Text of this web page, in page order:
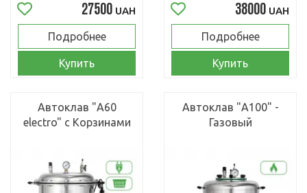
27500 UAH
Подробнее
Купить
38000 UAH
Подробнее
Купить
Автоклав "А60
electro" с Корзинами
Автоклав "А100" -
Газовый